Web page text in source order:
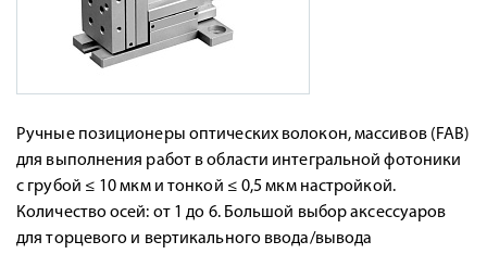
Ручные позиционеры оптических волокон, массивов (FAB)
для выполнения работ в области интегральной фотоники
c грубой ≤ 10 мкм и тонкой ≤ 0,5 мкм настройкой.
Количество осей: от 1 до 6. Большой выбор аксессуаров
для торцевого и вертикального ввода/вывода